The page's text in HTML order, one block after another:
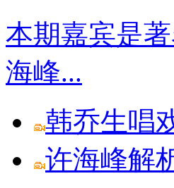
本期嘉宾是
海峰...
韩乔生唱
许海峰解